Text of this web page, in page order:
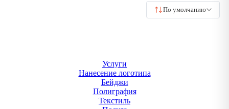
По умолчанию
Услуги
Нанесение логотипа
Бейджи
Полиграфия
Текстиль